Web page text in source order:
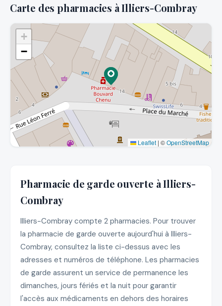
Carte des pharmacies à Illiers-Combray
+
−
Leaflet | ©OpenStreetMap
Pharmacie de garde ouverte à Illiers-
Combray
Illiers-Combray compte 2 pharmacies. Pour trouver
la pharmacie de garde ouverte aujourd'hui à Illiers-
Combray, consultez la liste ci-dessus avec les
adresses et numéros de téléphone. Les pharmacies
de garde assurent un service de permanence les
dimanches, jours fériés et la nuit pour garantir
l'accès aux médicaments en dehors des horaires